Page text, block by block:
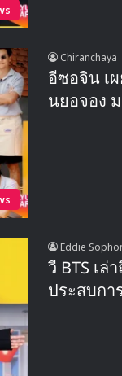
Chiranchaya
อีซอจิน เ
นยอจอง
Eddie
วี BTS เล่
ประสบก